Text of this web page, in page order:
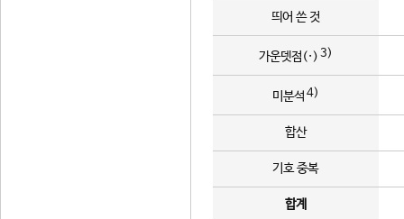
띄어 쓴 것
가운뎃점(·) 3)
미분석 4)
합산
기호 중복
합계